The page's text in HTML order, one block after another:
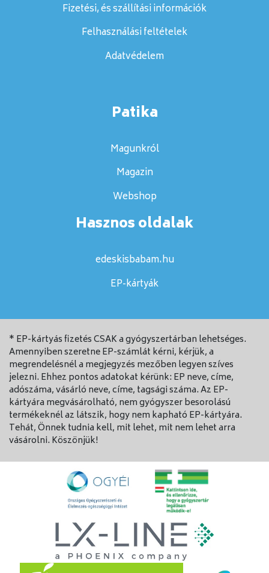
Fizetési, és szállítási információk
Felhasználási feltételek
Adatvédelem
Patika
Magunkról
Magazin
Webshop
Hasznos oldalak
edeskisbabam.hu
EP-kártyák
* EP-kártyás fizetés CSAK a gyógyszertárban lehetséges.
Amennyiben szeretne EP-számlát kérni, kérjük, a
megrendelésnél a megjegyzés mezőben legyen szíves
jelezni. Ehhez pontos adatokat kérünk: EP neve, címe,
adószáma, vásárló neve, címe, tagsági száma. Az EP-
kártyára megvásárolható, nem gyógyszer besorolású
termékeknél az látszik, hogy nem kapható EP-kártyára.
Tehát, Önnek tudnia kell, mit lehet, mit nem lehet arra
vásárolni. Köszönjük!